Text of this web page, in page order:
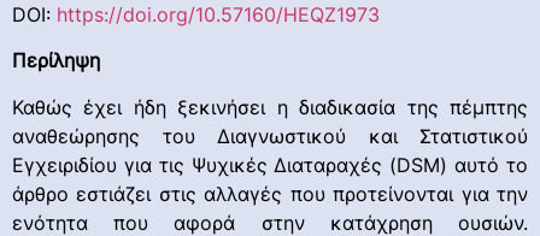
DOI: https://doi.org/10.57160/HEQZ1973
Περίληψη
Καθώς έχει ήδη ξεκινήσει η διαδικασία της πέμπτης
αναθεώρησης του Διαγνωστικού και Στατιστικού
Εγχειριδίου για τις Ψυχικές Διαταραχές (DSM) αυτό το
άρθρο εστιάζει στις αλλαγές που προτείνονται για την
ενότητα που αφορά στην κατάχρηση ουσιών.